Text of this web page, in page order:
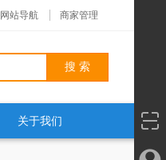
网站导航 商家管理
关于我们